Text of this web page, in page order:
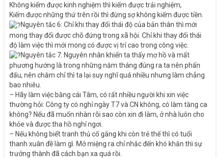
Không kiếm được kinh nghiệm thì kiếm được trải nghiệm,
Kiếm được những thứ trên rồi thì đừng sợ không kiếm được tiền.
Nguyên tắc 6: Chỉ khi thay đổi thái độ của bản thân thì mới
mong thay đổi được chỗ đứng trong xã hội. Chỉ khi thay đổi thái
độ làm việc thì mới mong có được vị trí cao trong công việc.
Nguyên tắc 7: Nguyên nhân khiến ta thấy mơ hồ và mất
phương hướng là trong những năm tháng đúng ra ta nên phấn
đấu, nên chăm chỉ thì ta lại suy nghĩ quá nhiều nhưng làm chẳng
bao nhiêu.
– Hãy làm việc bằng cái Tâm, có rất nhiều người khi xin việc
thường hỏi: Công ty có nghỉ ngày T7 và CN không, có làm tăng ca
không? Nếu đã muốn nhàn rỗi sao còn xin đi làm, ở nhà luôn cho
khỏe và được tha hồ nghỉ ngơi.
– Nếu không biết tranh thủ cố gắng khi còn trẻ thế thì có tuổi
thanh xuân đề làm gì. Mở miệng ra chỉ nhắc đến khó khăn thì sự
trưởng thành đã cách bạn xa quá rồi.